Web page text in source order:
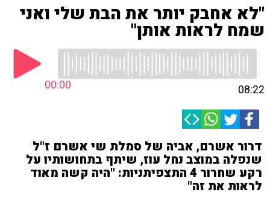
"לא אחבק יותר את הבת שלי ואני
שמח לראות אותן"
00:00 08:22
דרור אשרם, אביה של סמלת שי אשרם ז"ל
שנפלה במוצב נחל עוז, שיתף בתחושותיו על
רקע שחרור 4 התצפיתניות: "היה קשה מאוד
לראות את זה"